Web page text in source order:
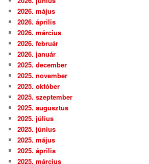
2026. május
2026. április
2026. március
2026. február
2026. január
2025. december
2025. november
2025. október
2025. szeptember
2025. augusztus
2025. július
2025. június
2025. május
2025. április
2025. március